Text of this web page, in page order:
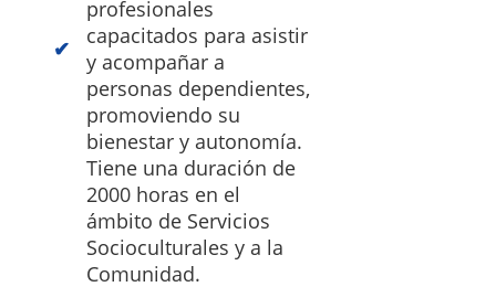
profesionales
capacitados para asistir
y acompañar a
personas dependientes,
promoviendo su
bienestar y autonomía.
Tiene una duración de
2000 horas en el
ámbito de Servicios
Socioculturales y a la
Comunidad.